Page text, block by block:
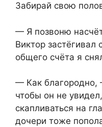
Забирай свою
— Я позвоню
Виктор
общего счёта я
— Как благородно,
чтобы он не
скапливаться на
дочери тоже